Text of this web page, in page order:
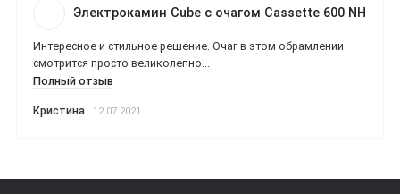
Электрокамин Cube с очагом Cassette 600 NH
Интересное и стильное решение. Очаг в этом обрамлении
смотрится просто великолепно...
Полный отзыв
Кристина 12.07.2021